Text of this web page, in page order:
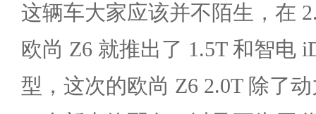
这辆车大家应该并不陌生，在
欧尚 Z6 就推出了 1.5T 和智电
型，这次的欧尚 Z6 2.0T 除了